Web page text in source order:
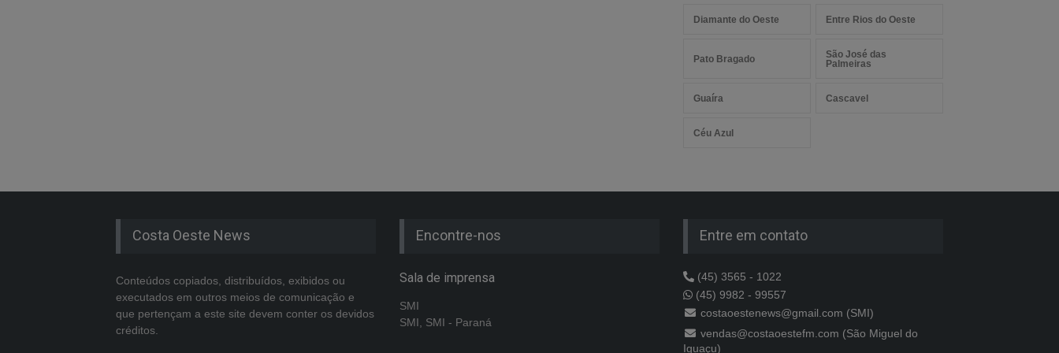
Diamante do Oeste Entre Rios do Oeste
Pato Bragado
São José das
Palmeiras
Guaíra Cascavel
Céu Azul
Costa Oeste News
Conteúdos copiados, distribuídos, exibidos ou
executados em outros meios de comunicação e
que pertençam a este site devem conter os devidos
créditos.
Encontre-nos
Sala de imprensa
SMI
SMI, SMI - Paraná
Entre em contato
(45) 3565 - 1022
(45) 9982 - 99557
costaoestenews@gmail.com (SMI)
vendas@costaoestefm.com (São Miguel do
Iguaçu)